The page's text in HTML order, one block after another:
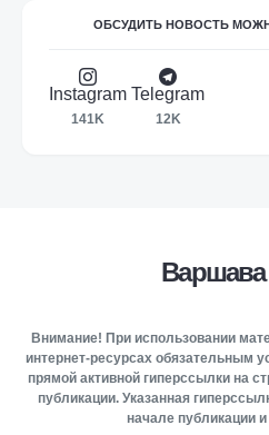
ОБСУДИТЬ НОВОСТЬ
Instagram
141K
Telegram
12K
Варшава
Внимание! При использовании
интернет-ресурсах обязательным
прямой активной гиперссылки на
публикации. Указанная
начале публикации